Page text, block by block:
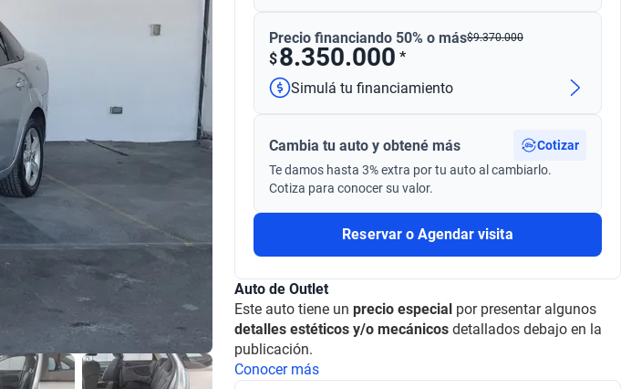
Precio financiando 50% o más$9.370.000
$8.350.000 *
Simulá tu financiamiento
Cambia tu auto y obtené más
Cotizar
Te damos hasta 3% extra por tu auto al cambiarlo.
Cotiza para conocer su valor.
Reservar o Agendar visita
Auto de Outlet
Este auto tiene un precio especial por presentar algunos
detalles estéticos y/o mecánicos detallados debajo en la
publicación.
Conocer más